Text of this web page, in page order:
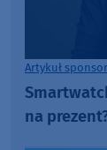
Artykuł
na